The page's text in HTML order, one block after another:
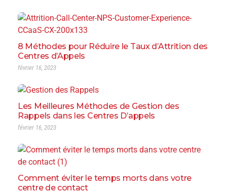
8 Méthodes pour Réduire le Taux d’Attrition des
Centres d’Appels
février 16, 2023
Les Meilleures Méthodes de Gestion des
Rappels dans les Centres D’appels
février 16, 2023
Comment éviter le temps morts dans votre
centre de contact